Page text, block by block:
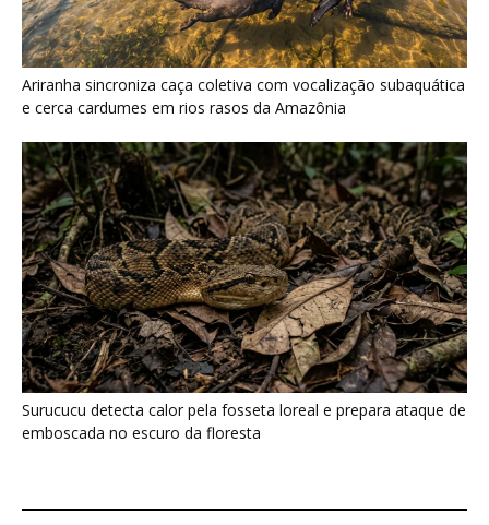
Surucucu detecta calor pela fosseta loreal e prepara ataque de
emboscada no escuro da floresta
Últimas noticias
Araponga combina caixa torácica adaptada e
canto metálico para alcançar a...
7 de agosto de 2026
“A chuva carrega um inventário da copa”: o
método que encontrou...
7 de agosto de 2026